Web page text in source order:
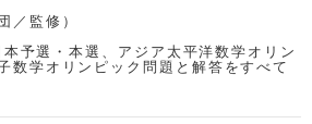
／監修）
予選・本選、アジア太平洋数学オリン
数学オリンピック問題と解答をすべて